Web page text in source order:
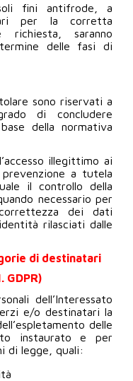
fini antifrode, a
per la corretta
richiesta, saranno
delle fasi di
sono riservati a
di concludere
della normativa
illegittimo ai
a tutela
il controllo della
necessario per
dei dati
rilasciati dalle
di destinatari
GDPR)
dell’Interessato
e/o destinatari la
delle
instaurato e per
di legge, quali: